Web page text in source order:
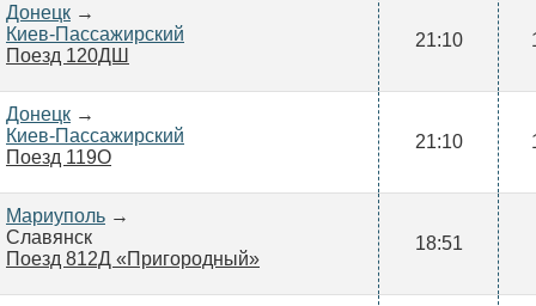
Донецк →
Киев-Пассажирский
Поезд 120ДШ
21:10
Донецк →
Киев-Пассажирский
Поезд 119О
21:10
Мариуполь →
Славянск
Поезд 812Д «Пригородный»
18:51